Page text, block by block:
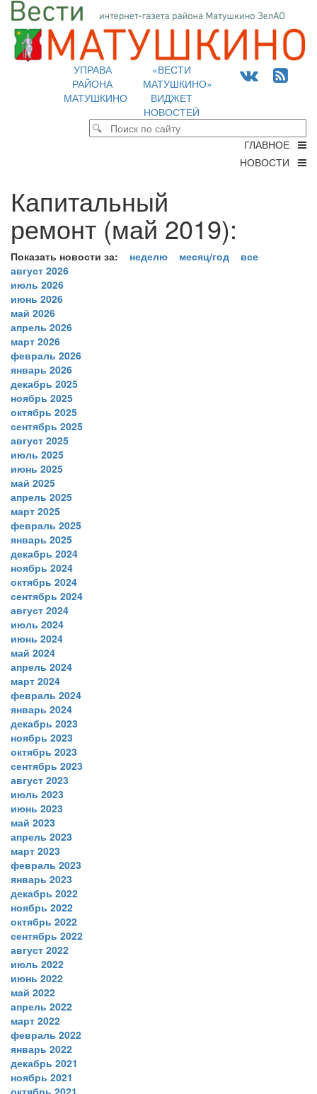
УПРАВА
РАЙОНА
МАТУШКИНО
«ВЕСТИ
МАТУШКИНО»
ВИДЖЕТ
НОВОСТЕЙ
ГЛАВНОЕ
НОВОСТИ
Капитальный
ремонт (май 2019):
Показать новости за: неделю месяц/год
все
август 2026
июль 2026
июнь 2026
май 2026
апрель 2026
март 2026
февраль 2026
январь 2026
декабрь 2025
ноябрь 2025
октябрь 2025
сентябрь 2025
август 2025
июль 2025
июнь 2025
май 2025
апрель 2025
март 2025
февраль 2025
январь 2025
декабрь 2024
ноябрь 2024
октябрь 2024
сентябрь 2024
август 2024
июль 2024
июнь 2024
май 2024
апрель 2024
март 2024
февраль 2024
январь 2024
декабрь 2023
ноябрь 2023
октябрь 2023
сентябрь 2023
август 2023
июль 2023
июнь 2023
май 2023
апрель 2023
март 2023
февраль 2023
январь 2023
декабрь 2022
ноябрь 2022
октябрь 2022
сентябрь 2022
август 2022
июль 2022
июнь 2022
май 2022
апрель 2022
март 2022
февраль 2022
январь 2022
декабрь 2021
ноябрь 2021